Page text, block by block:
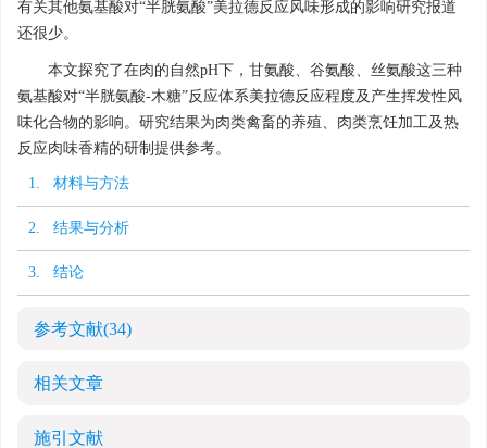
有关其他氨基酸对“半胱氨酸”美拉德反应风味形成的影响研究报道
还很少。
本文探究了在肉的自然pH下，甘氨酸、谷氨酸、丝氨酸这三种
氨基酸对“半胱氨酸-木糖”反应体系美拉德反应程度及产生挥发性风
味化合物的影响。研究结果为肉类禽畜的养殖、肉类烹饪加工及热
反应肉味香精的研制提供参考。
1. 材料与方法
2. 结果与分析
3. 结论
参考文献(34)
相关文章
施引文献